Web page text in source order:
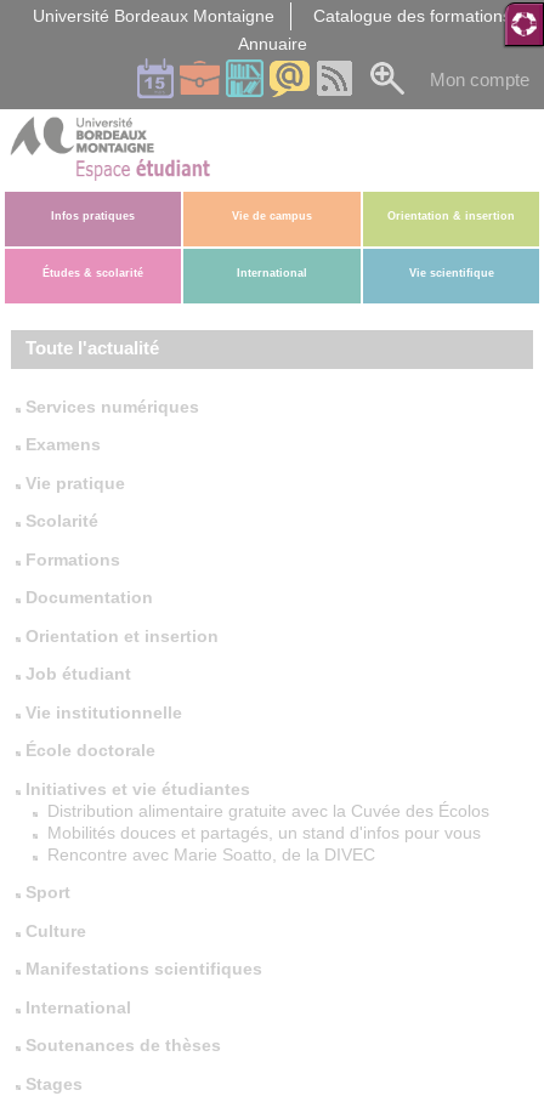
Université Bordeaux Montaigne
Catalogue des formations
Annuaire
Mon compte
Infos pratiques Vie de campus Orientation & insertion
Études & scolarité International Vie scientifique
Toute l'actualité
Services numériques
Examens
Vie pratique
Scolarité
Formations
Documentation
Orientation et insertion
Job étudiant
Vie institutionnelle
École doctorale
Initiatives et vie étudiantes
Distribution alimentaire gratuite avec la Cuvée des Écolos
Mobilités douces et partagés, un stand d'infos pour vous
Rencontre avec Marie Soatto, de la DIVEC
Sport
Culture
Manifestations scientifiques
International
Soutenances de thèses
Stages
Gestion des cookies